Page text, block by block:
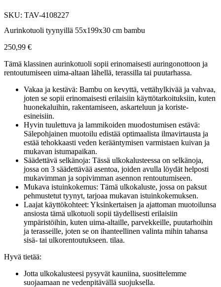
SKU: TAV-4108227
Aurinkotuoli tyynyillä 55x199x30 cm bambu
250,99 €
Tämä klassinen aurinkotuoli sopii erinomaisesti auringonottoon ja
rentoutumiseen uima-altaan lähellä, terassilla tai puutarhassa.
Vakaa ja kestävä: Bambu on kevyttä, vettähylkivää ja vahvaa,
joten se sopii erinomaisesti erilaisiin käyttötarkoituksiin, kuten
huonekaluihin, rakentamiseen, askarteluun ja koriste-
esineisiin.
Hyvin tuulettuva ja lammikoiden muodostumisen estävä:
Sälepohjainen muotoilu edistää optimaalista ilmavirtausta ja
estää tehokkaasti veden kerääntymisen varmistaen kuivan ja
mukavan istumapaikan.
Säädettävä selkänoja: Tässä ulkokalusteessa on selkänoja,
jossa on 3 säädettävää asentoa, joiden avulla löydät helposti
mukavimman ja sopivimman asennon rentoutumiseen.
Mukava istuinkokemus: Tämä ulkokaluste, jossa on paksut
pehmustetut tyynyt, tarjoaa mukavan istuinkokemuksen.
Laajat käyttökohteet: Yksinkertaisen ja ajattoman muotoilunsa
ansiosta tämä ulkotuoli sopii täydellisesti erilaisiin
ympäristöihin, kuten uima-altaille, parvekkeille, puutarhoihin
ja terasseille, joten se on ihanteellinen valinta mihin tahansa
sisä- tai ulkorentoutukseen. tilaa.
Hyvä tietää:
Jotta ulkokalusteesi pysyvät kauniina, suosittelemme
suojaamaan ne vedenpitävällä suojuksella.